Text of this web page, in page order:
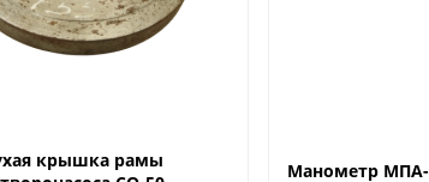
крышка рамы
Манометр МПА-